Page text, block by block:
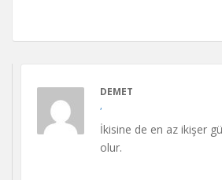
DEMET
,
İkisine de en az ikişer
olur.